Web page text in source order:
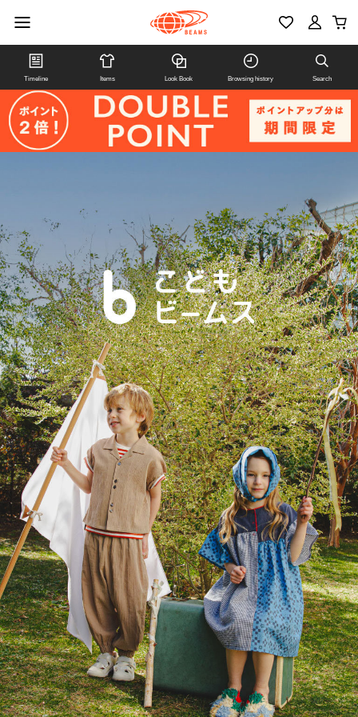
Timeline Items Look Book Browsing history Search